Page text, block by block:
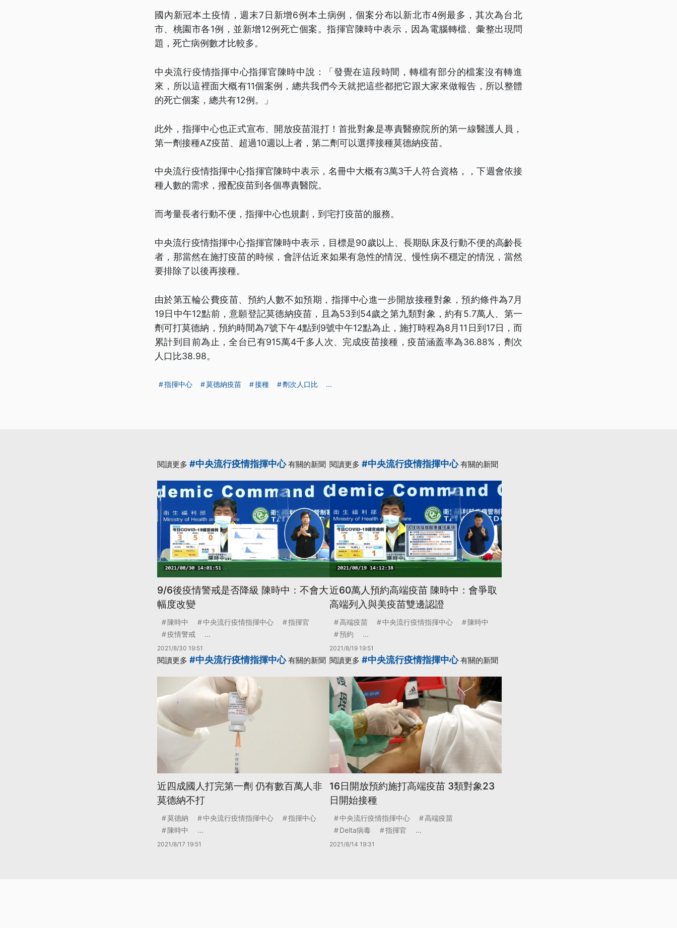
國內新冠本土疫情，週末7日新增6例本土病例，個案分布以新北市4例最多，其次為台北
市、桃園市各1例，並新增12例死亡個案。指揮官陳時中表示，因為電腦轉檔、彙整出現問
題，死亡病例數才比較多。
中央流行疫情指揮中心指揮官陳時中說：「發覺在這段時間，轉檔有部分的檔案沒有轉進
來，所以這裡面大概有11個案例，總共我們今天就把這些都把它跟大家來做報告，所以整體
的死亡個案，總共有12例。」
此外，指揮中心也正式宣布、開放疫苗混打！首批對象是專責醫療院所的第一線醫護人員，
第一劑接種AZ疫苗、超過10週以上者，第二劑可以選擇接種莫德納疫苗。
中央流行疫情指揮中心指揮官陳時中表示，名冊中大概有3萬3千人符合資格，，下週會依接
種人數的需求，撥配疫苗到各個專責醫院。
而考量長者行動不便，指揮中心也規劃，到宅打疫苗的服務。
中央流行疫情指揮中心指揮官陳時中表示，目標是90歲以上、長期臥床及行動不便的高齡長
者，那當然在施打疫苗的時候，會評估近來如果有急性的情況、慢性病不穩定的情況，當然
要排除了以後再接種。
由於第五輪公費疫苗、預約人數不如預期，指揮中心進一步開放接種對象，預約條件為7月
19日中午12點前，意願登記莫德納疫苗，且為53到54歲之第九類對象，約有5.7萬人、第一
劑可打莫德納，預約時間為7號下午4點到9號中午12點為止，施打時程為8月11日到17日，而
累計到目前為止，全台已有915萬4千多人次、完成疫苗接種，疫苗涵蓋率為36.88%，劑次
人口比38.98。
指揮中心 莫德納疫苗 接種 劑次人口比 ...
閱讀更多 #中央流行疫情指揮中心有關的新聞
9/6後疫情警戒是否降級 陳時中：不會大
幅度改變
陳時中 中央流行疫情指揮中心
指揮官
疫情警戒
...
2021/8/30 19:51
閱讀更多 #中央流行疫情指揮中心有關的新聞
近60萬人預約高端疫苗 陳時中：會爭取
高端列入與美疫苗雙邊認證
高端疫苗 中央流行疫情指揮中心
陳時中
預約
...
2021/8/19 19:51
閱讀更多 #中央流行疫情指揮中心有關的新聞
近四成國人打完第一劑 仍有數百萬人非
莫德納不打
莫德納 中央流行疫情指揮中心
指揮中心
陳時中
...
2021/8/17 19:51
閱讀更多 #中央流行疫情指揮中心有關的新聞
16日開放預約施打高端疫苗 3類對象23
日開始接種
中央流行疫情指揮中心
高端疫苗
Delta病毒
指揮官 ...
2021/8/14 19:31